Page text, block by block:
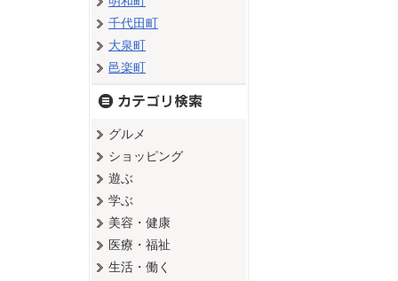
千代田町
大泉町
邑楽町
グルメ
ショッピング
遊ぶ
学ぶ
美容・健康
医療・福祉
生活・働く